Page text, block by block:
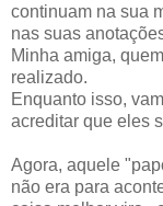
continuam na sua
nas suas
Minha amiga,
realizado.
Enquanto isso,
acreditar que eles
Agora, aquele
não era para